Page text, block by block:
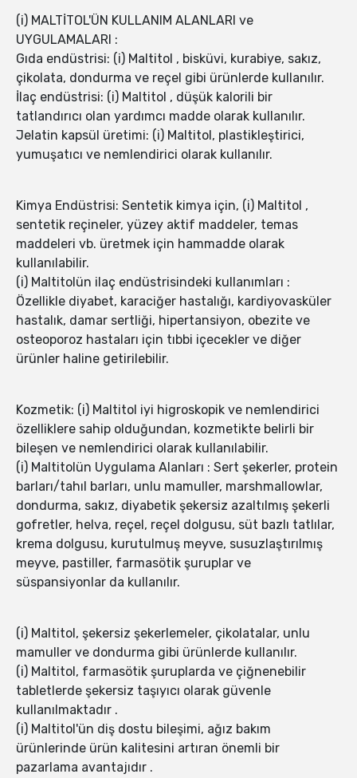
(i) MALTİTOL'ÜN KULLANIM ALANLARI ve
UYGULAMALARI :
Gıda endüstrisi: (i) Maltitol , bisküvi, kurabiye, sakız,
çikolata, dondurma ve reçel gibi ürünlerde kullanılır.
İlaç endüstrisi: (i) Maltitol , düşük kalorili bir
tatlandırıcı olan yardımcı madde olarak kullanılır.
Jelatin kapsül üretimi: (i) Maltitol, plastikleştirici,
yumuşatıcı ve nemlendirici olarak kullanılır.
Kimya Endüstrisi: Sentetik kimya için, (i) Maltitol ,
sentetik reçineler, yüzey aktif maddeler, temas
maddeleri vb. üretmek için hammadde olarak
kullanılabilir.
(i) Maltitolün ilaç endüstrisindeki kullanımları :
Özellikle diyabet, karaciğer hastalığı, kardiyovasküler
hastalık, damar sertliği, hipertansiyon, obezite ve
osteoporoz hastaları için tıbbi içecekler ve diğer
ürünler haline getirilebilir.
Kozmetik: (i) Maltitol iyi higroskopik ve nemlendirici
özelliklere sahip olduğundan, kozmetikte belirli bir
bileşen ve nemlendirici olarak kullanılabilir.
(i) Maltitolün Uygulama Alanları : Sert şekerler, protein
barları/tahıl barları, unlu mamuller, marshmallowlar,
dondurma, sakız, diyabetik şekersiz azaltılmış şekerli
gofretler, helva, reçel, reçel dolgusu, süt bazlı tatlılar,
krema dolgusu, kurutulmuş meyve, susuzlaştırılmış
meyve, pastiller, farmasötik şuruplar ve
süspansiyonlar da kullanılır.
(i) Maltitol, şekersiz şekerlemeler, çikolatalar, unlu
mamuller ve dondurma gibi ürünlerde kullanılır.
(i) Maltitol, farmasötik şuruplarda ve çiğnenebilir
tabletlerde şekersiz taşıyıcı olarak güvenle
kullanılmaktadır .
(i) Maltitol'ün diş dostu bileşimi, ağız bakım
ürünlerinde ürün kalitesini artıran önemli bir
pazarlama avantajıdır .